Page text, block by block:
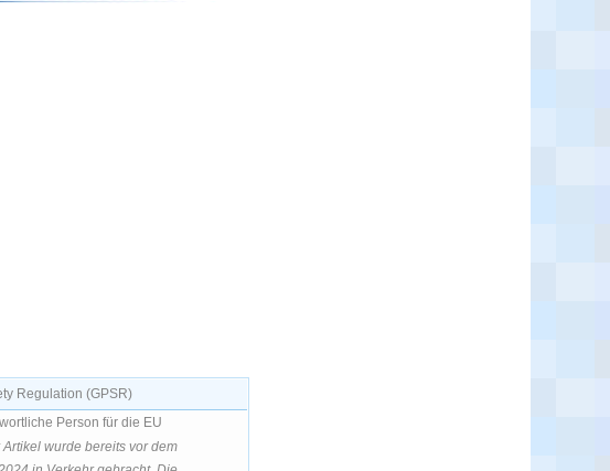
Regulation (GPSR)
Person für die EU
wurde bereits vor dem